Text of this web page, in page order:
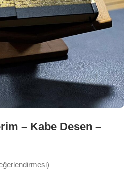
– Kabe Desen –